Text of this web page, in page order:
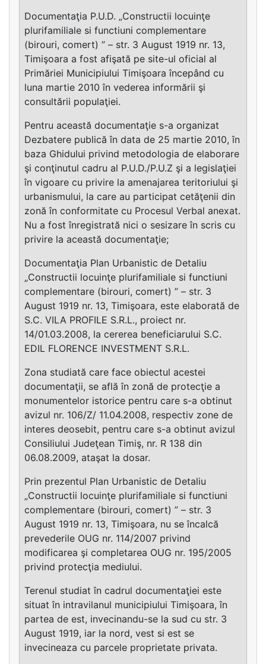
Documentaţia P.U.D. „Constructii locuinţe
plurifamiliale si functiuni complementare
(birouri, comert) ” – str. 3 August 1919 nr. 13,
Timişoara a fost afişată pe site-ul oficial al
Primăriei Municipiului Timişoara începând cu
luna martie 2010 în vederea informării şi
consultării populaţiei.
Pentru această documentaţie s-a organizat
Dezbatere publică în data de 25 martie 2010, în
baza Ghidului privind metodologia de elaborare
şi conţinutul cadru al P.U.D./P.U.Z şi a legislaţiei
în vigoare cu privire la amenajarea teritoriului şi
urbanismului, la care au participat cetăţenii din
zonă în conformitate cu Procesul Verbal anexat.
Nu a fost înregistrată nici o sesizare în scris cu
privire la această documentaţie;
Documentaţia Plan Urbanistic de Detaliu
„Constructii locuinţe plurifamiliale si functiuni
complementare (birouri, comert) ” – str. 3
August 1919 nr. 13, Timişoara, este elaborată de
S.C. VILA PROFILE S.R.L., proiect nr.
14/01.03.2008, la cererea beneficiarului S.C.
EDIL FLORENCE INVESTMENT S.R.L.
Zona studiată care face obiectul acestei
documentaţii, se află în zonă de protecţie a
monumentelor istorice pentru care s-a obtinut
avizul nr. 106/Z/ 11.04.2008, respectiv zone de
interes deosebit, pentru care s-a obtinut avizul
Consiliului Judeţean Timiş, nr. R 138 din
06.08.2009, ataşat la dosar.
Prin prezentul Plan Urbanistic de Detaliu
„Constructii locuinţe plurifamiliale si functiuni
complementare (birouri, comert) ” – str. 3
August 1919 nr. 13, Timişoara, nu se încalcă
prevederile OUG nr. 114/2007 privind
modificarea şi completarea OUG nr. 195/2005
privind protecţia mediului.
Terenul studiat în cadrul documentaţiei este
situat în intravilanul municipiului Timişoara, în
partea de est, invecinandu-se la sud cu str. 3
August 1919, iar la nord, vest si est se
invecineaza cu parcele proprietate privata.